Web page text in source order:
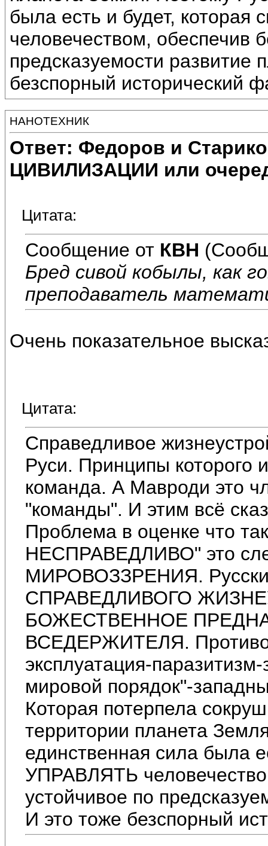
была есть и будет,
человечеством, обеспечив
предсказуемости
безспорный исторический
НАНОТЕХНИК
Ответ: Федоров и
ЦИВИЛИЗАЦИИ или
Цитата:
Сообщение от КВН
Бред сивой кобылы, как
преподаватель
Очень показательное
Цитата:
Справедливое
Руси. Принципы которого
команда. А Мавроди это
"команды". И этим всё
Проблема в оценке что
НЕСПРАВЕДЛИВО" это
МИРОВОЗЗРЕНИЯ.
СПРАВЕДЛИВОГО
БОЖЕСТВЕННОЕ
ВСЕДЕРЖИТЕЛЯ.
эксплуатация-
мировой порядок"-
Которая потерпела
территории планета
единственная сила была
УПРАВЛЯТЬ
устойчивое по
И это тоже безспорный